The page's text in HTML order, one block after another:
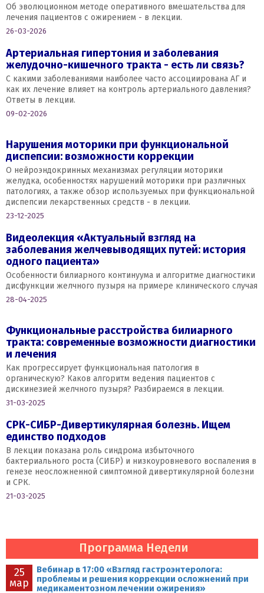
Об эволюционном методе оперативного вмешательства для
лечения пациентов с ожирением - в лекции.
26-03-2026
Артериальная гипертония и заболевания
желудочно-кишечного тракта - есть ли связь?
С какими заболеваниями наиболее часто ассоциирована АГ и
как их лечение влияет на контроль артериального давления?
Ответы в лекции.
09-02-2026
Нарушения моторики при функциональной
диспепсии: возможности коррекции
О нейроэндокринных механизмах регуляции моторики
желудка, особенностях нарушений моторики при различных
патологиях, а также обзор используемых при функциональной
диспепсии лекарственных средств - в лекции.
23-12-2025
Видеолекция «Актуальный взгляд на
заболевания желчевыводящих путей: история
одного пациента»
Особенности билиарного континуума и алгоритме диагностики
дисфункции желчного пузыря на примере клинического случая
28-04-2025
Функциональные расстройства билиарного
тракта: современные возможности диагностики
и лечения
Как прогрессирует функциональная патология в
органическую? Каков алгоритм ведения пациентов с
дискинезией желчного пузыря? Разбираемся в лекции.
31-03-2025
СРК-СИБР-Дивертикулярная болезнь. Ищем
единство подходов
В лекции показана роль синдрома избыточного
бактериального роста (СИБР) и низкоуровневого воспаления в
генезе неосложненной симптомной дивертикулярной болезни
и СРК.
21-03-2025
Программа Недели
25
мар
Вебинар в 17:00 «Взгляд гастроэнтеролога:
проблемы и решения коррекции осложнений при
медикаментозном лечении ожирения»